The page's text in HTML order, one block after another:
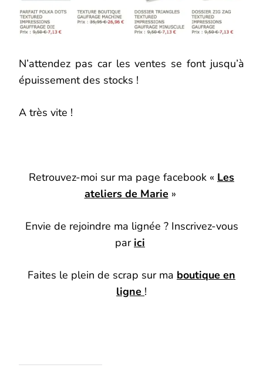
N’attendez pas car les ventes se font jusqu’à
épuissement des stocks !
A très vite !
Retrouvez-moi sur ma page facebook « Les
ateliers de Marie »
Envie de rejoindre ma lignée ? Inscrivez-vous
par ici
Faites le plein de scrap sur ma boutique en
ligne !